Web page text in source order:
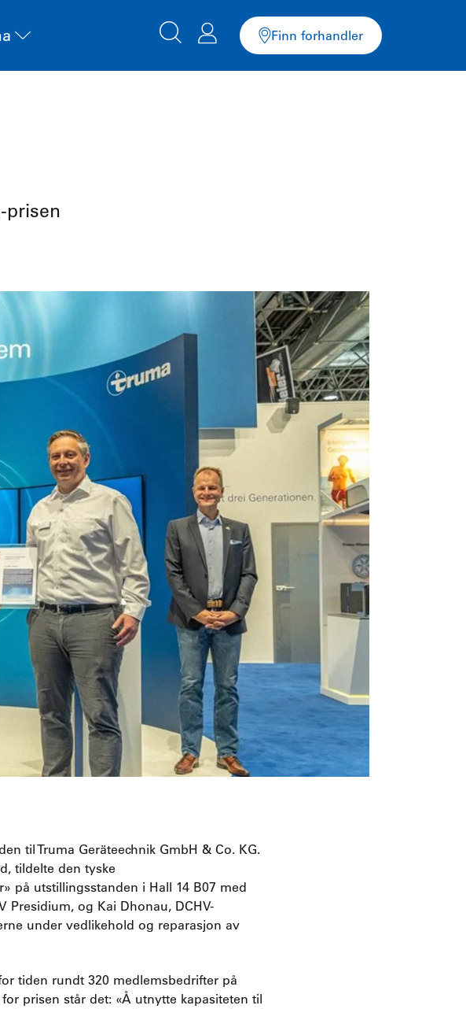
Finn forhandler
prisen
til Truma Geräteechnik GmbH & Co. KG.
tildelte den tyske
på utstillingsstanden i Hall 14 B07 med
Presidium, og Kai Dhonau, DCHV-
under vedlikehold og reparasjon av
tiden rundt 320 medlemsbedrifter på
prisen står det: «Å utnytte kapasiteten til